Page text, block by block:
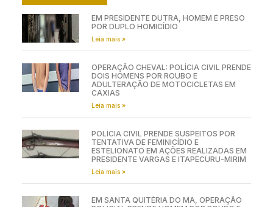
EM PRESIDENTE DUTRA, HOMEM É PRESO
POR DUPLO HOMICÍDIO
Leia mais »
OPERAÇÃO CHEVAL: POLÍCIA CIVIL PRENDE
DOIS HOMENS POR ROUBO E
ADULTERAÇÃO DE MOTOCICLETAS EM
CAXIAS
Leia mais »
POLÍCIA CIVIL PRENDE SUSPEITOS POR
TENTATIVA DE FEMINICÍDIO E
ESTELIONATO EM AÇÕES REALIZADAS EM
PRESIDENTE VARGAS E ITAPECURU-MIRIM
Leia mais »
EM SANTA QUITÉRIA DO MA, OPERAÇÃO